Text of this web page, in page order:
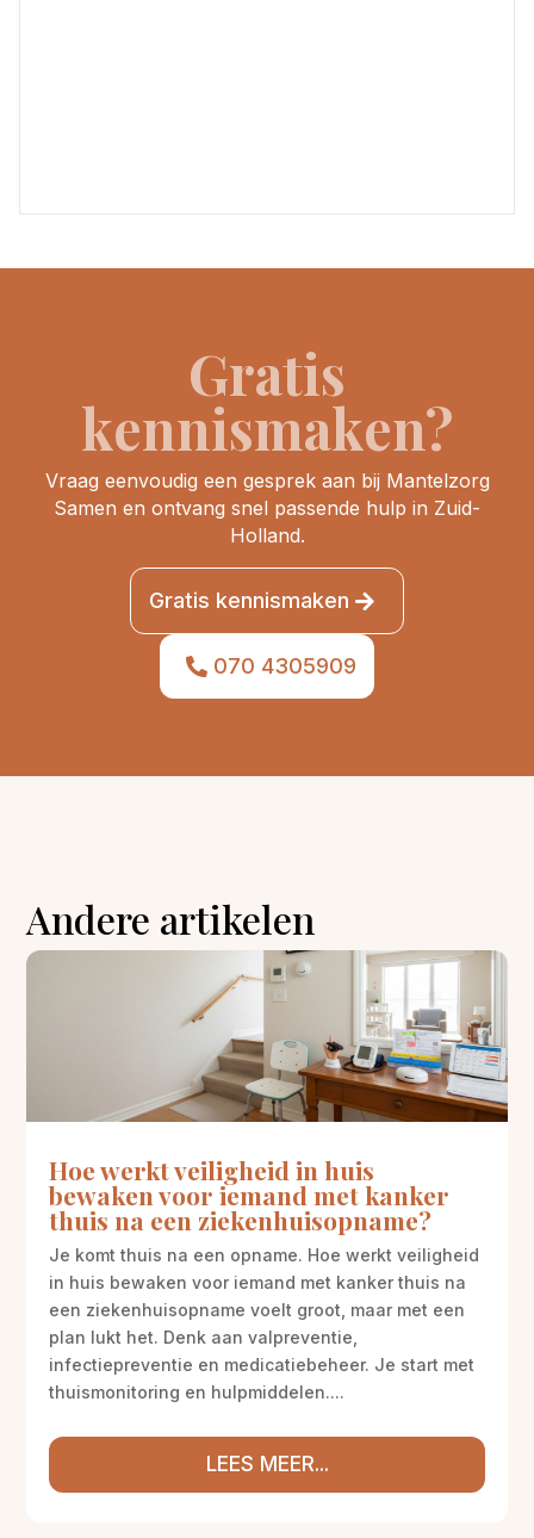
Gratis
kennismaken?
Vraag eenvoudig een gesprek aan bij Mantelzorg
Samen en ontvang snel passende hulp in Zuid-
Holland.
Gratis kennismaken
070 4305909
Andere artikelen
Hoe werkt veiligheid in huis
bewaken voor iemand met kanker
thuis na een ziekenhuisopname?
Je komt thuis na een opname. Hoe werkt veiligheid
in huis bewaken voor iemand met kanker thuis na
een ziekenhuisopname voelt groot, maar met een
plan lukt het. Denk aan valpreventie,
infectiepreventie en medicatiebeheer. Je start met
thuismonitoring en hulpmiddelen....
LEES MEER...